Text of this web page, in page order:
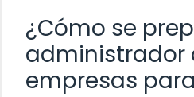
¿Cómo se
administrador
empresas